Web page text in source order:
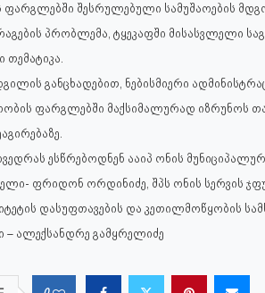
შესრულებული სამუშაოების
პრობლემა, ტყეკაფში მისასვლელი
განცხადებით, ნებისმიერი
ფარგლებში მაქსიმალურად იზრუნოს
ესწრებოდნენ ააიპ ონის
ფრიდონ ორდინიძე, შპს ონის სერვის
დასუფთავების და კეთილმოწყობის
– ალექსანდრე გამყრელიძე